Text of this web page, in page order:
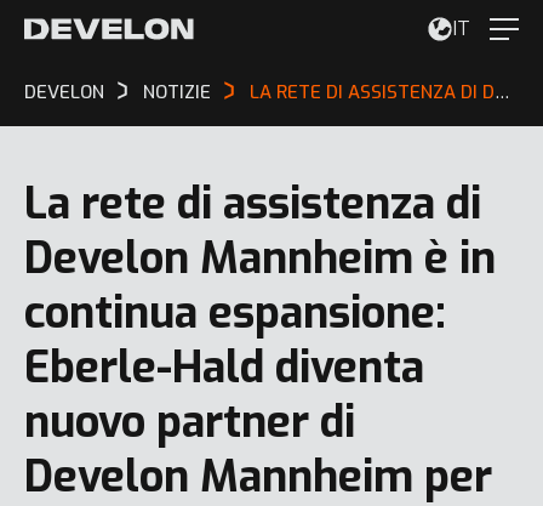
IT
DEVELON NOTIZIE LA RETE DI ASSISTENZA DI DEVELON MANNHEIM È IN CONTINUA ESPANSIONE: EBERLE-HALD DIVENTA NUOVO PARTNER DI DEVELON MANNHEIM PER L'AREA DI STOCCARDA
La rete di assistenza di
Develon Mannheim è in
continua espansione:
Eberle-Hald diventa
nuovo partner di
Develon Mannheim per